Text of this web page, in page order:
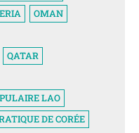
OMAN
QATAR
LAO
DE CORÉE